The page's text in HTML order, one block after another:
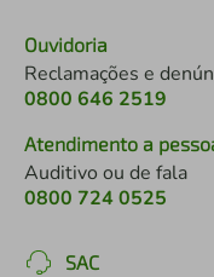
Ouvidoria
Reclamações e
0800 646 2519
Atendimento a
Auditivo ou de fala
0800 724 0525
SAC